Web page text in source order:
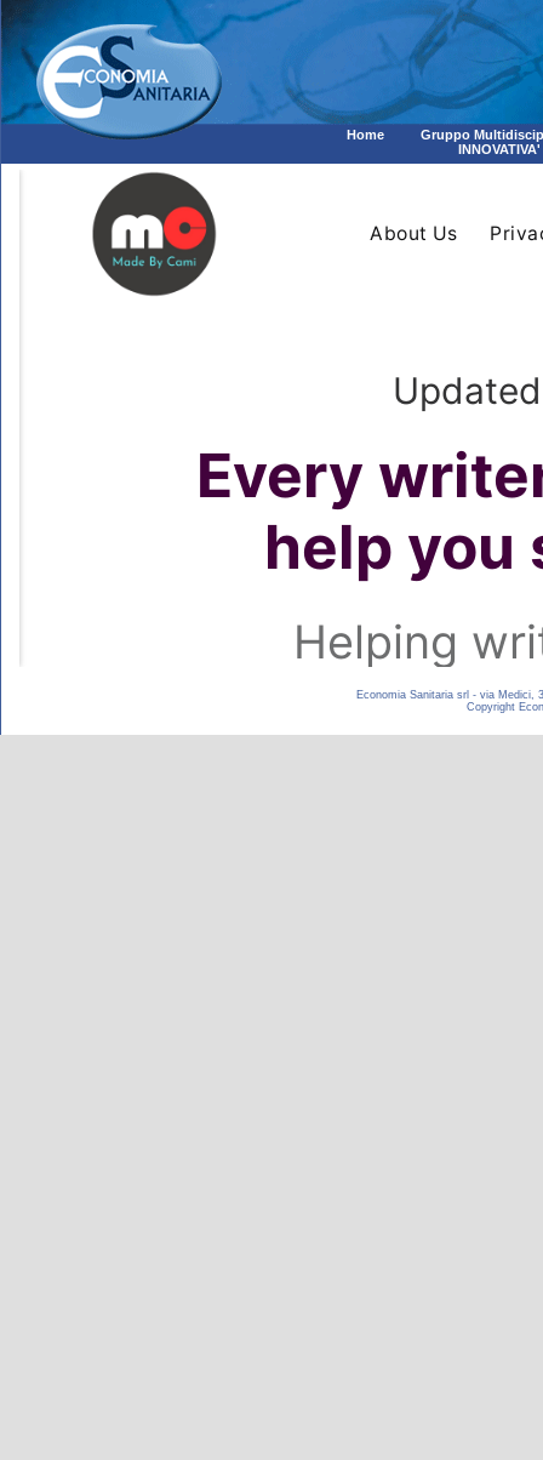
Home
Gruppo
INNOVATIVA'
Economia Sanitaria srl - via Medici,
Copyright